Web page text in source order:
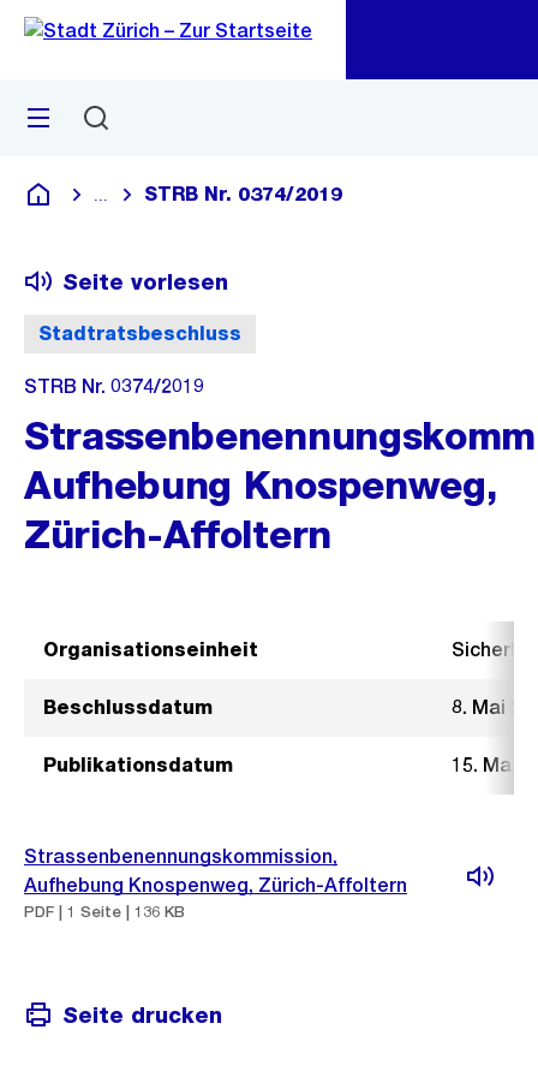
Navigation
Sprunglink
Menü
Deutsch
Blende alle Breadcrumbs ein
STRB Nr. 0374/2019
Stadtratsbeschluss
Seite vorlesen
STRB Nr. 0374/2019
Aufhebung Knospenweg,
Zürich-Affoltern
Organisationseinheit
Beschlussdatum 8. Mai
Publikationsdatum 15. Mai
Strassenbenennungskommission,
Aufhebung Knospenweg, Zürich-Affoltern
PDF | 1 Seite | 136 KB
Seite drucken